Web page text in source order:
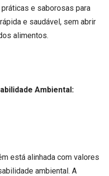
e saborosas para
e saudável, sem abrir
alimentos.
Ambiental:
está alinhada com valores
ambiental. A